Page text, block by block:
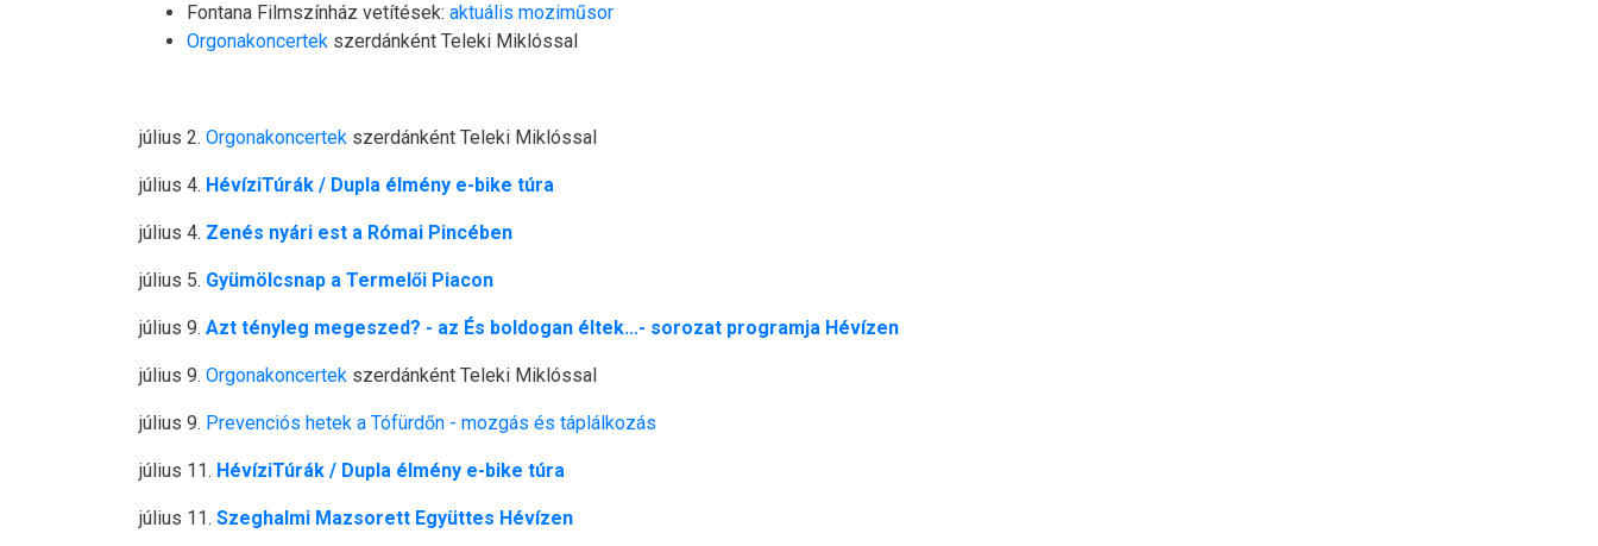
Fontana Filmszínház vetítések: aktuális moziműsor
Orgonakoncertek szerdánként Teleki Miklóssal
július 2. Orgonakoncertek szerdánként Teleki Miklóssal
július 4. HévíziTúrák / Dupla élmény e-bike túra
július 4. Zenés nyári est a Római Pincében
július 5. Gyümölcsnap a Termelői Piacon
július 9. Azt tényleg megeszed? - az És boldogan éltek...- sorozat programja Hévízen
július 9. Orgonakoncertek szerdánként Teleki Miklóssal
július 9. Prevenciós hetek a Tófürdőn - mozgás és táplálkozás
július 11. HévíziTúrák / Dupla élmény e-bike túra
július 11. Szeghalmi Mazsorett Együttes Hévízen